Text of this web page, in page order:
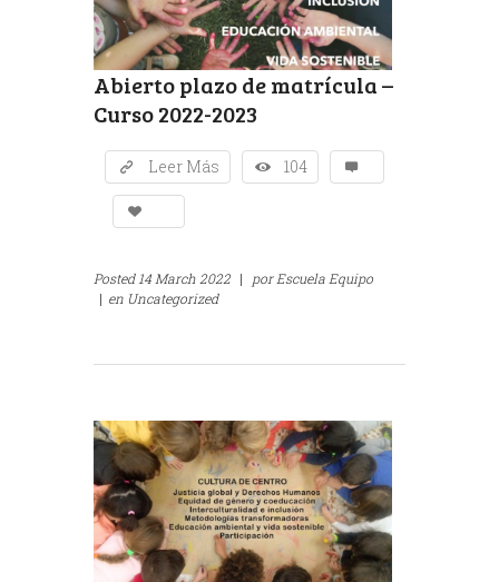
Abierto plazo de matrícula –
Curso 2022-2023
Leer Más 104
Posted 14 March 2022 | porEscuela Equipo
| en Uncategorized